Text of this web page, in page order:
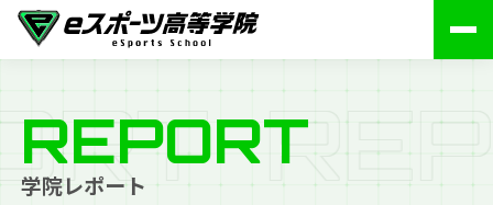
RT RE P
REPORT
学院レポート